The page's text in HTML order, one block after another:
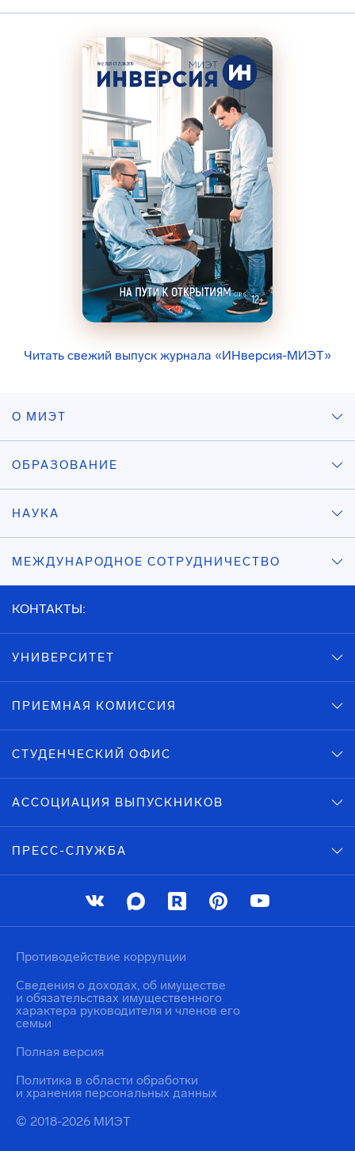
Читать свежий выпуск журнала «ИНверсия-МИЭТ»
О МИЭТ
ОБРАЗОВАНИЕ
НАУКА
МЕЖДУНАРОДНОЕ СОТРУДНИЧЕСТВО
КОНТАКТЫ:
УНИВЕРСИТЕТ
ПРИЕМНАЯ КОМИССИЯ
СТУДЕНЧЕСКИЙ ОФИС
АССОЦИАЦИЯ ВЫПУСКНИКОВ
ПРЕСС-СЛУЖБА
© 2018-2026 МИЭТ
Политика в области обработки
и хранения персональных данных
Противодействие коррупции
Сведения о доходах, об имуществе
и обязательствах имущественного
характера руководителя и членов его
семьи
Полная версия